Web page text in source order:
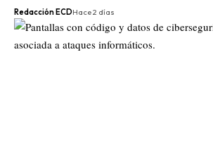
Redacción ECDHace 2 días